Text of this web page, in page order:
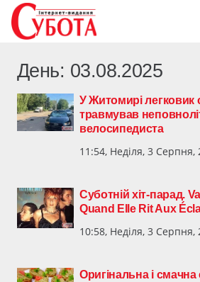
День: 03.08.2025
У Житомирі легковик
травмував
велосипедиста
11:54, Неділя, 3 Серпня,
Суботній хіт-парад.
Quand Elle Rit Aux
10:58, Неділя, 3 Серпня,
Оригінальна і